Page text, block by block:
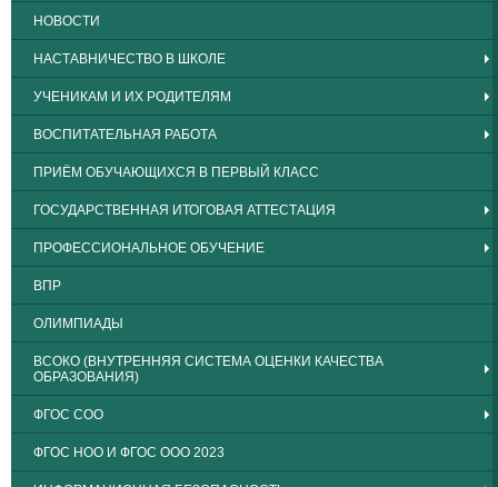
НОВОСТИ
НАСТАВНИЧЕСТВО В ШКОЛЕ
УЧЕНИКАМ И ИХ РОДИТЕЛЯМ
ВОСПИТАТЕЛЬНАЯ РАБОТА
ПРИЁМ ОБУЧАЮЩИХСЯ В ПЕРВЫЙ КЛАСС
ГОСУДАРСТВЕННАЯ ИТОГОВАЯ АТТЕСТАЦИЯ
ПРОФЕССИОНАЛЬНОЕ ОБУЧЕНИЕ
ВПР
ОЛИМПИАДЫ
ВСОКО (ВНУТРЕННЯЯ СИСТЕМА ОЦЕНКИ КАЧЕСТВА
ОБРАЗОВАНИЯ)
ФГОС СОО
ФГОС НОО И ФГОС ООО 2023